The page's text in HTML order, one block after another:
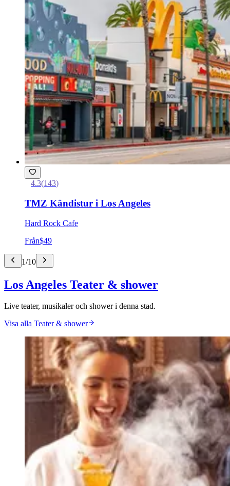
4.3(143)
TMZ Kändistur i Los Angeles
Hard Rock Cafe
Från$49
1/10
Los Angeles Teater & shower
Live teater, musikaler och shower i denna stad.
Visa alla Teater & shower